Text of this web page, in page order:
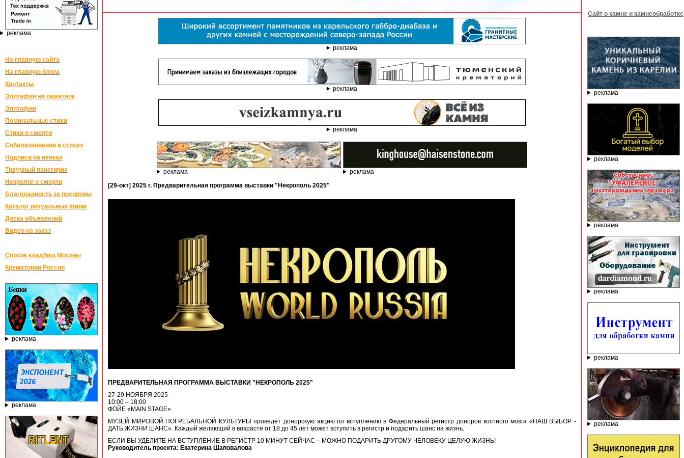
реклама
На главную сайта
На главную блога
Контакты
Эпитафии на памятник
Эпитафии
Поминальные стихи
Стихи о смерти
Соболезнования в стихах
Надписи на венках
Траурный панегирик
Некролог о смерти
Благодарность за похороны
Каталог ритуальных фирм
Доска объявлений
Видео на заказ
Список кладбищ Москвы
Крематории России
реклама
реклама
реклама
реклама
реклама
реклама
реклама
[29-окт] 2025 г. Предварительная программа выставки "Некрополь 2025"
ПРЕДВАРИТЕЛЬНАЯ ПРОГРАММА ВЫСТАВКИ "НЕКРОПОЛЬ 2025"
27-29 НОЯБРЯ 2025
10:00 – 18:00
ФОЙЕ «MAIN STAGE»
МУЗЕЙ МИРОВОЙ ПОГРЕБАЛЬНОЙ КУЛЬТУРЫ проведет донорскую акцию по вступлению в Федеральный регистр доноров костного мозга «НАШ ВЫБОР -
ДАТЬ ЖИЗНИ ШАНС». Каждый желающий в возрасте от 18 до 45 лет может вступить в регистр и подарить шанс на жизнь.
ЕСЛИ ВЫ УДЕЛИТЕ НА ВСТУПЛЕНИЕ В РЕГИСТР 10 МИНУТ СЕЙЧАС – МОЖНО ПОДАРИТЬ ДРУГОМУ ЧЕЛОВЕКУ ЦЕЛУЮ ЖИЗНЬ!
Руководитель проекта: Екатерина Шаповалова
Сайт о камне и камнеобработке
реклама
реклама
реклама
реклама
реклама
реклама